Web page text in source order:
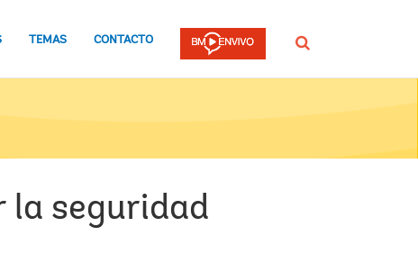
TEMAS CONTACTO Buscar
la seguridad